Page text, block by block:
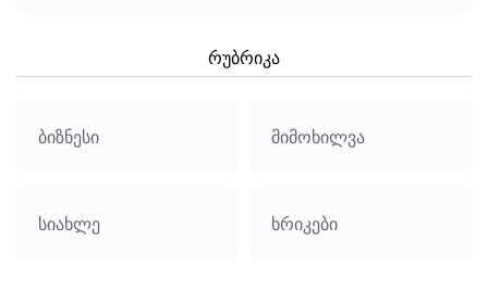
რუბრიკა
ბიზნესი მიმოხილვა
სიახლე ხრიკები